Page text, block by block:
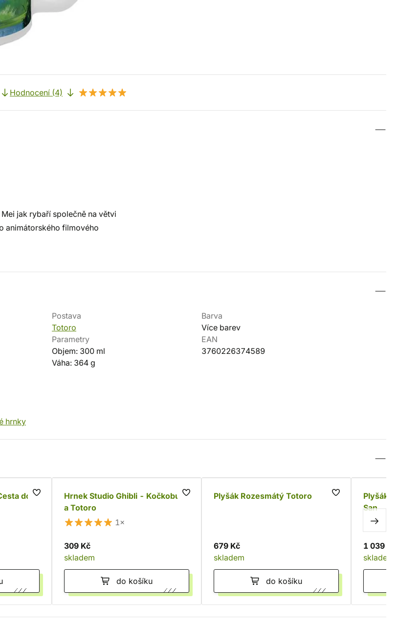
Hodnocení (4)
jak rybaří společně na větvi
animátorského filmového
Postava
Totoro
Barva
Více barev
Parametry
Objem: 300 ml
Váha: 364 g
EAN
3760226374589
hrnky
do
Hrnek Studio Ghibli - Kočkobus
a Totoro
1×
309 Kč
skladem
do košíku
Plyšák Rozesmátý Totoro
679 Kč
skladem
do košíku
Plyšák
San
1 039 Kč
skladem